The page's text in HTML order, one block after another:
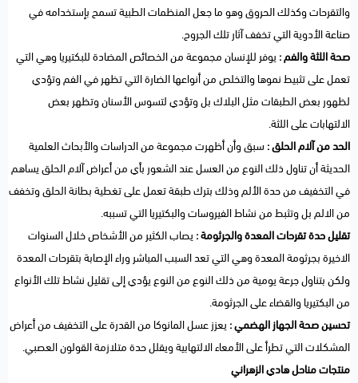
والتقرحات وكذلك الحروق وهو ما جعل المنظمات الطبية تسمح بإستخدامه في
صناعة الأدوية التي تخفف آثار تلك الجروح.
صحة اللثة والفم : يوفر للإنسان مجموعة من الخصائص المضادة للبكتيريا وهي التي
تعمل على تثبيط نموها والتخلص من أنواعها الضارة التي تظهر في الفم وتؤدي
لظهور بعض الطبقات مثل البلاك بل وتؤدي لتسوس الأسنان وتظهر بعض
الالتهابات على اللثة.
الحد من آلام الحلق : سبق وأن أظهرت مجموعة من الدراسات والأبحاث العلمية
الحديثة أن تناول ذلك النوع من العسل عند الشعور بأي من أعراض آلام الحلق يساهم
في التخفيف من حدة الألم وذلك بترك طبقة تعمل على تغطية بطانة الحلق وتخفف
من الالم بل وتثبط من نشاط الفيروسات والبكتيريا التي تسببه.
تقليل حدة تقرحات المعدة والجرثومة : يصاب الكثير من الأشخاص خلال السنوات
الاخيرة بجرثومة المعدة وهي التي تعد السبب المباشر وراء الإصابة بتقرحات المعدة
ولكن بتناول جرعة يومية من ذلك النوع من النوع يؤدي إلى تقليل نشاط تلك الأنواع
من البكتيريا والقضاء على الجرثومة.
تحسين صحة الجهاز الهضمي : يعزز عسل المانوكا من القدرة على التخفيف من أعراض
المشكلات التي تطرأ على الأمعاء الالتهابية ويقلل حدة متلازمة القولون العصبي.
منتجات مناحل هادي الزهراني